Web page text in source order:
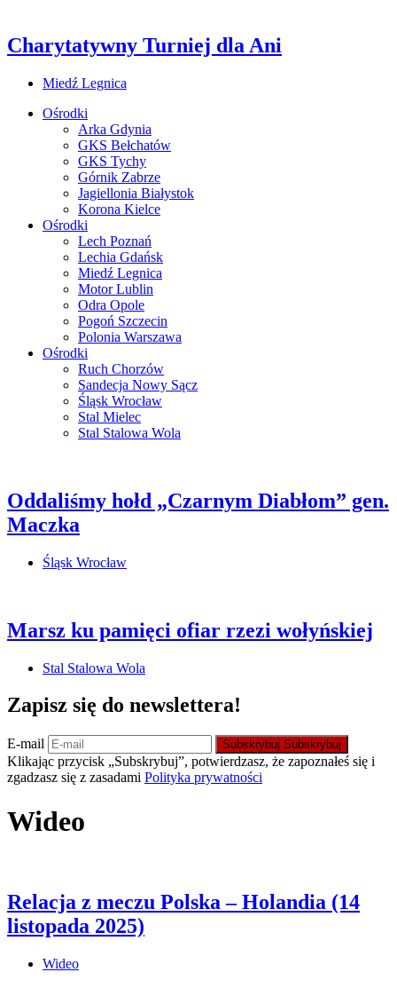
Charytatywny Turniej dla Ani
Miedź Legnica
Ośrodki
Arka Gdynia
GKS Bełchatów
GKS Tychy
Górnik Zabrze
Jagiellonia Białystok
Korona Kielce
Ośrodki
Lech Poznań
Lechia Gdańsk
Miedź Legnica
Motor Lublin
Odra Opole
Pogoń Szczecin
Polonia Warszawa
Ośrodki
Ruch Chorzów
Sandecja Nowy Sącz
Śląsk Wrocław
Stal Mielec
Stal Stalowa Wola
Oddaliśmy hołd „Czarnym Diabłom” gen.
Maczka
Śląsk Wrocław
Marsz ku pamięci ofiar rzezi wołyńskiej
Stal Stalowa Wola
Zapisz się do newslettera!
E-mail Subskrybuj Subskrybuj
Klikając przycisk „Subskrybuj”, potwierdzasz, że zapoznałeś się i
zgadzasz się z zasadami Polityka prywatności
Wideo
Relacja z meczu Polska – Holandia (14
listopada 2025)
Wideo